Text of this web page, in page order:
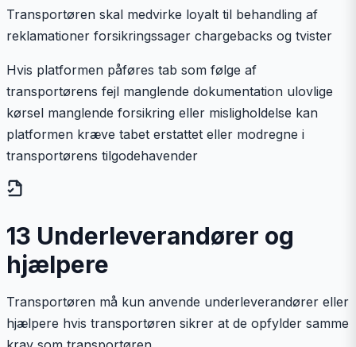
Transportøren skal medvirke loyalt til behandling af
reklamationer forsikringssager chargebacks og tvister
Hvis platformen påføres tab som følge af
transportørens fejl manglende dokumentation ulovlige
kørsel manglende forsikring eller misligholdelse kan
platformen kræve tabet erstattet eller modregne i
transportørens tilgodehavender
13 Underleverandører og
hjælpere
Transportøren må kun anvende underleverandører eller
hjælpere hvis transportøren sikrer at de opfylder samme